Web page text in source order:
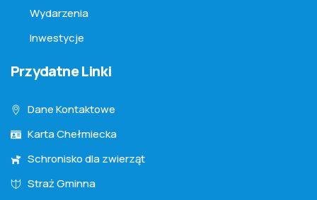
Wydarzenia
Inwestycje
Przydatne Linki
Dane Kontaktowe
Karta Chełmiecka
Schronisko dla zwierząt
Straż Gminna